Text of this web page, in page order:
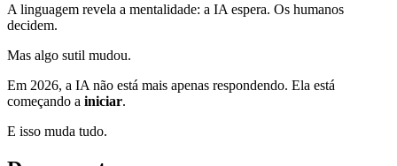
A linguagem revela a mentalidade: a IA espera. Os humanos
decidem.
Mas algo sutil mudou.
Em 2026, a IA não está mais apenas respondendo. Ela está
começando a iniciar.
E isso muda tudo.